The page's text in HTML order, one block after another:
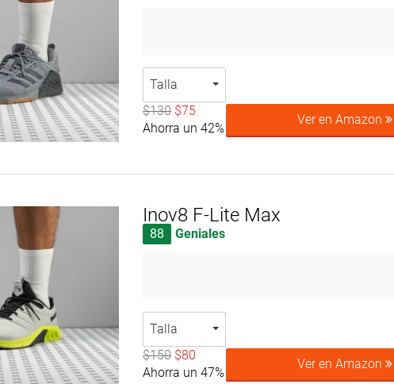
Talla
$130 $75
Ahorra un 42%
Ver en Amazon
Inov8 F-Lite Max
88 Geniales
Talla
$150 $80
Ahorra un 47%
Ver en Amazon